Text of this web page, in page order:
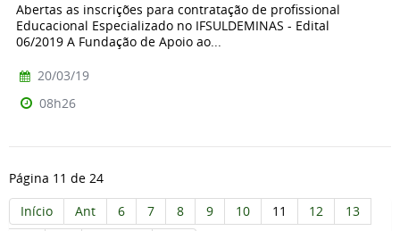
Abertas as inscrições para contratação de profissional
Educacional Especializado no IFSULDEMINAS - Edital
06/2019 A Fundação de Apoio ao...
20/03/19
08h26
Página 11 de 24
Início
Ant 6 7 8 9 10 11 12
13